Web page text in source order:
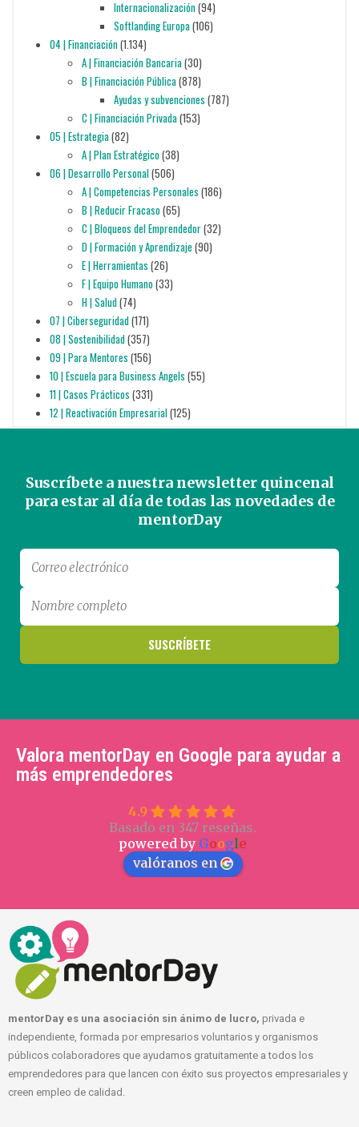
Internacionalización(94)
Softlanding Europa(106)
04 | Financiación(1.134)
A | Financiación Bancaria(30)
B | Financiación Pública(878)
Ayudas y subvenciones (787)
C | Financiación Privada(153)
05 | Estrategia(82)
A | Plan Estratégico(38)
06 | Desarrollo Personal(506)
A | Competencias Personales (186)
B | Reducir Fracaso(65)
C | Bloqueos del Emprendedor(32)
D | Formación y Aprendizaje (90)
E | Herramientas (26)
F | Equipo Humano(33)
H | Salud(74)
07 | Ciberseguridad(171)
08 | Sostenibilidad(357)
09 | Para Mentores (156)
10 | Escuela para Business Angels (55)
11 | Casos Prácticos (331)
12 | Reactivación Empresarial(125)
Suscríbete a nuestra newsletter quincenal
para estar al día de todas las novedades de
mentorDay
Valora mentorDay en Google para ayudar a
más emprendedores
4.9
Basado en 347 reseñas.
powered by Google
valóranos en
mentorDay es una asociación sin ánimo de lucro, privada e
independiente, formada por empresarios voluntarios y organismos
públicos colaboradores que ayudamos gratuitamente a todos los
emprendedores para que lancen con éxito sus proyectos empresariales y
creen empleo de calidad.